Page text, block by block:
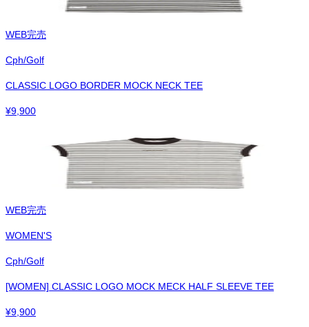
WEB完売
Cph/Golf
CLASSIC LOGO BORDER MOCK NECK TEE
¥9,900
WEB完売
WOMEN'S
Cph/Golf
[WOMEN] CLASSIC LOGO MOCK MECK HALF SLEEVE TEE
¥9,900